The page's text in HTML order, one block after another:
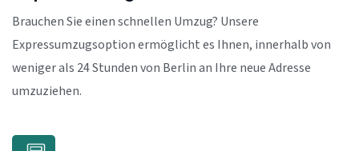
Brauchen Sie einen schnellen Umzug? Unsere
Expressumzugsoption ermöglicht es Ihnen, innerhalb von
weniger als 24 Stunden von Berlin an Ihre neue Adresse
umzuziehen.